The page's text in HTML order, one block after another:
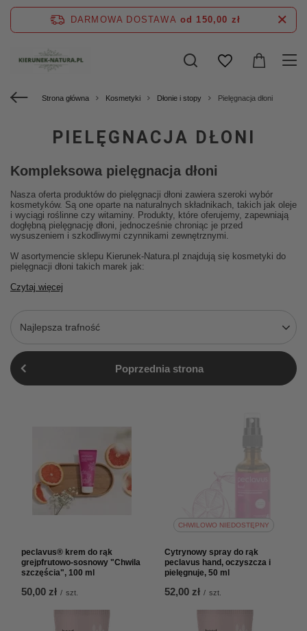
DARMOWA DOSTAWA od 150,00 zł
Strona główna Kosmetyki Dłonie i stopy Pielęgnacja dłoni
PIELĘGNACJA DŁONI
Kompleksowa pielęgnacja dłoni
Nasza oferta produktów do pielęgnacji dłoni zawiera szeroki wybór
kosmetyków. Są one oparte na naturalnych składnikach, takich jak oleje
i wyciągi roślinne czy witaminy. Produkty, które oferujemy, zapewniają
dogłębną pielęgnację dłoni, jednocześnie chroniąc je przed
wysuszeniem i szkodliwymi czynnikami zewnętrznymi.
W asortymencie sklepu Kierunek-Natura.pl znajdują się kosmetyki do
pielęgnacji dłoni takich marek jak:
Czytaj więcej
Najlepsza trafność
Poprzednia strona
peclavus® krem do rąk
grejpfrutowo-sosnowy "Chwila
szczęścia", 100 ml
50,00 zł / szt.
CHWILOWO NIEDOSTĘPNY
Cytrynowy spray do rąk
peclavus hand, oczyszcza i
pielęgnuje, 50 ml
52,00 zł / szt.